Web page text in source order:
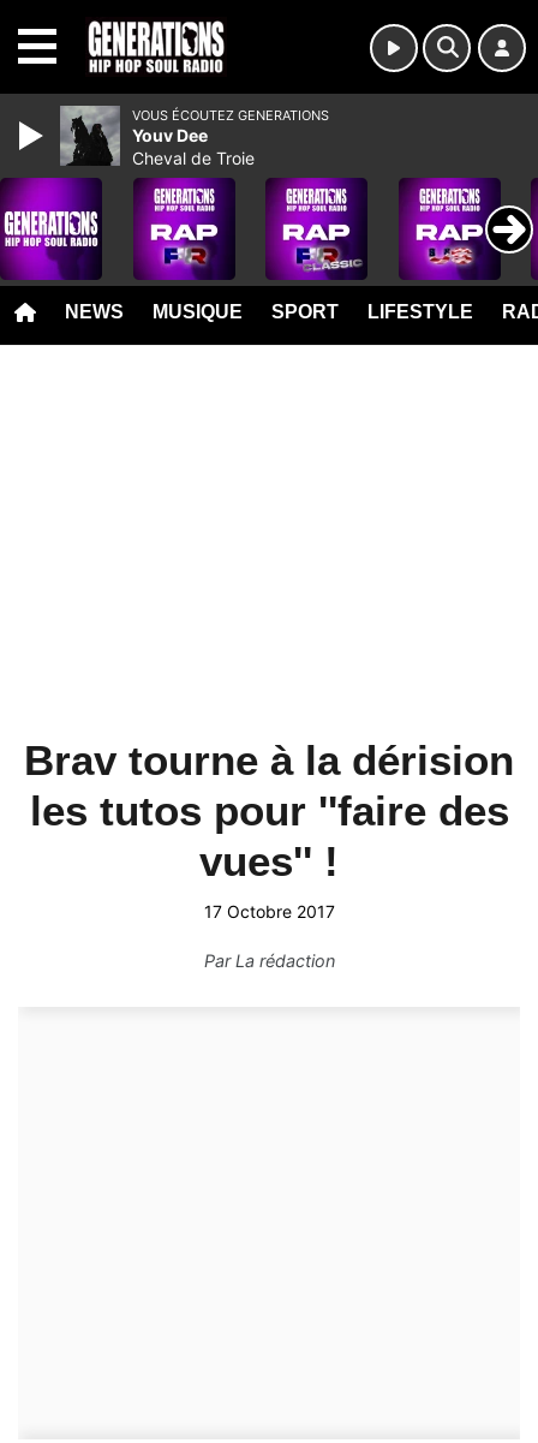
NEWS MUSIQUE SPORT LIFESTYLE
Brav tourne à la dérision
les tutos pour ''faire des
vues'' !
17 Octobre 2017
ParLa rédaction
VOUS ÉCOUTEZ GENERATIONS
Youv Dee
Cheval de Troie